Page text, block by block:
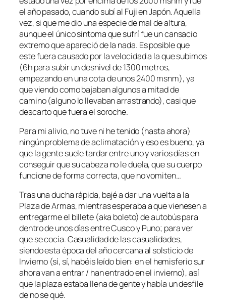
el año pasado, cuando subí al Fuji en Japón. Aquella
vez, si que me dio una especie de mal de altura,
aunque el único síntoma que sufrí fue un cansacio
extremo que apareció de la nada. Es posible que
este fuera causado por la velocidad a la que subimos
(6h para subir un desnivel de 1300 metros,
empezando en una cota de unos 2400 msnm), ya
que viendo como bajaban algunos a mitad de
camino (alguno lo llevaban arrastrando), casi que
descarto que fuera el soroche.
Para mi alivio, no tuve ni he tenido (hasta ahora)
ningún problema de aclimatación y eso es bueno, ya
que la gente suele tardar entre uno y varios días en
conseguir que su cabeza no le duela, que su cuerpo
funcione de forma correcta, que no vomiten…
Tras una ducha rápida, bajé a dar una vuelta a la
Plaza de Armas, mientras esperaba a que vienesen a
entregarme el billete (aka boleto) de autobús para
dentro de unos días entre Cusco y Puno; para ver
que se cocía. Casualidad de las casualidades,
siendo esta época del año cercana al solsticio de
Invierno (sí, sí, habéis leído bien: en el hemisferio sur
ahora van a entrar / han entrado en el invierno), así
que la plaza estaba llena de gente y había un desfile
de no se qué.